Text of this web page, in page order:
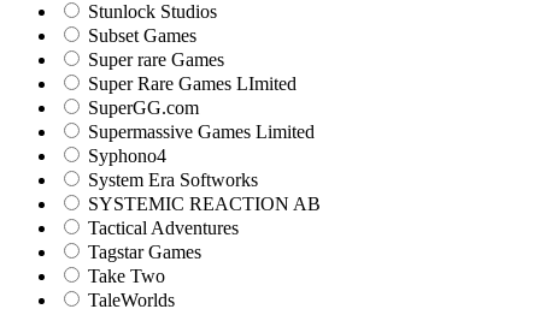
Stunlock Studios
Subset Games
Super rare Games
Super Rare Games LImited
SuperGG.com
Supermassive Games Limited
Syphono4
System Era Softworks
SYSTEMIC REACTION AB
Tactical Adventures
Tagstar Games
Take Two
TaleWorlds